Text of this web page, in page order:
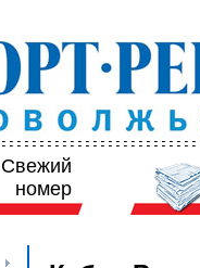
Свежий
номер